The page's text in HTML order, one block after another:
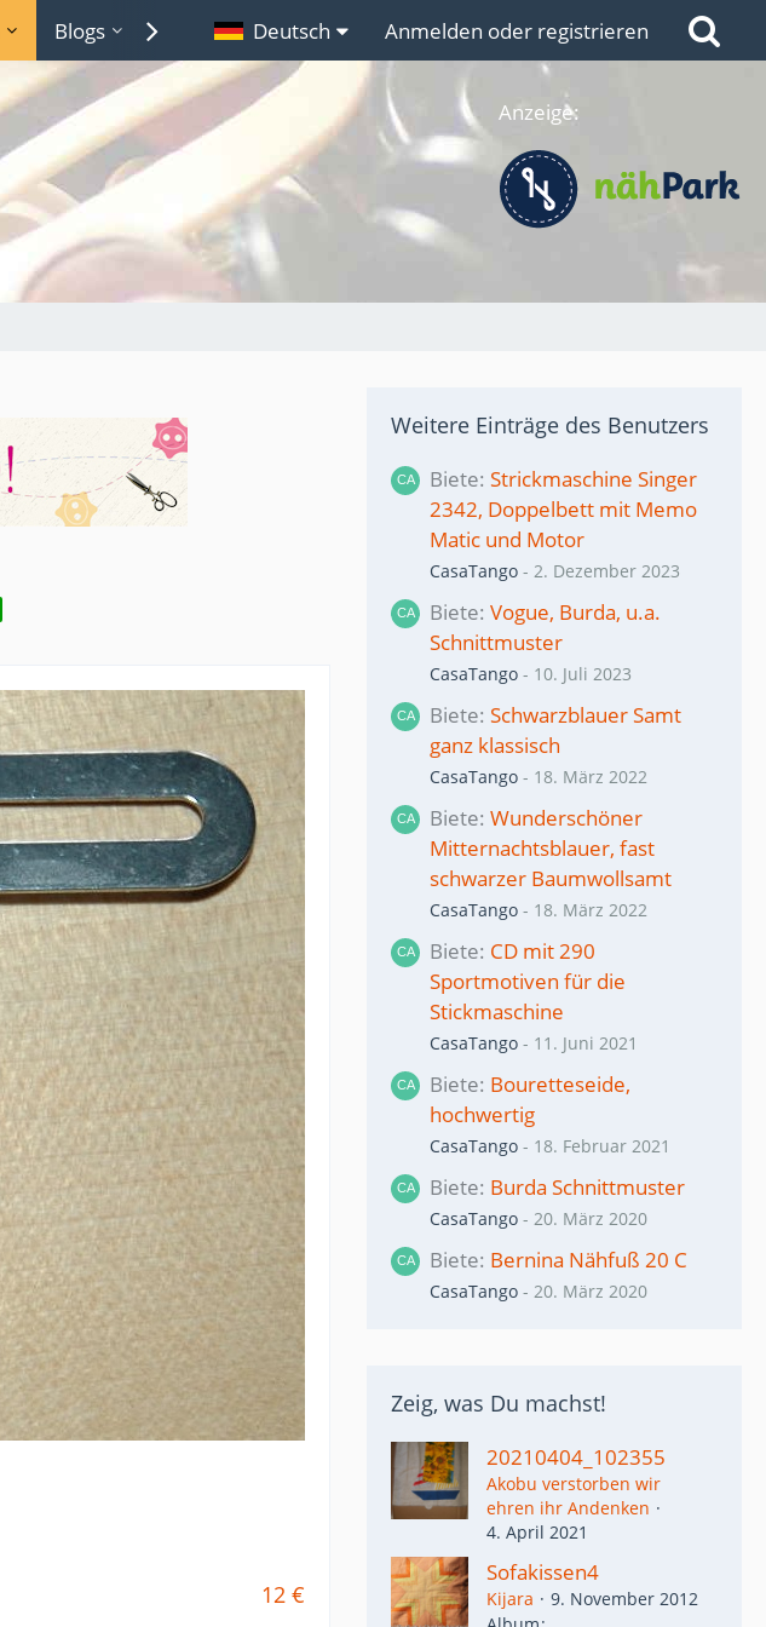
Blogs Lexikon Links
Deutsch Anmelden oder registrieren
Anzeige:
12 €
Weitere Einträge des Benutzers
Biete Strickmaschine Singer
2342, Doppelbett mit Memo
Matic und Motor
CasaTango - 2. Dezember 2023
Biete Vogue, Burda, u.a.
Schnittmuster
CasaTango - 10. Juli 2023
Biete Schwarzblauer Samt
ganz klassisch
CasaTango - 18. März 2022
Biete Wunderschöner
Mitternachtsblauer, fast
schwarzer Baumwollsamt
CasaTango - 18. März 2022
Biete CD mit 290
Sportmotiven für die
Stickmaschine
CasaTango - 11. Juni 2021
Biete Bouretteseide,
hochwertig
CasaTango - 18. Februar 2021
Biete Burda Schnittmuster
CasaTango - 20. März 2020
Biete Bernina Nähfuß 20 C
CasaTango - 20. März 2020
Zeig, was Du machst!
20210404_102355
Akobu verstorben wir
ehren ihr Andenken
4. April 2021
Sofakissen4
Kijara
9. November 2012